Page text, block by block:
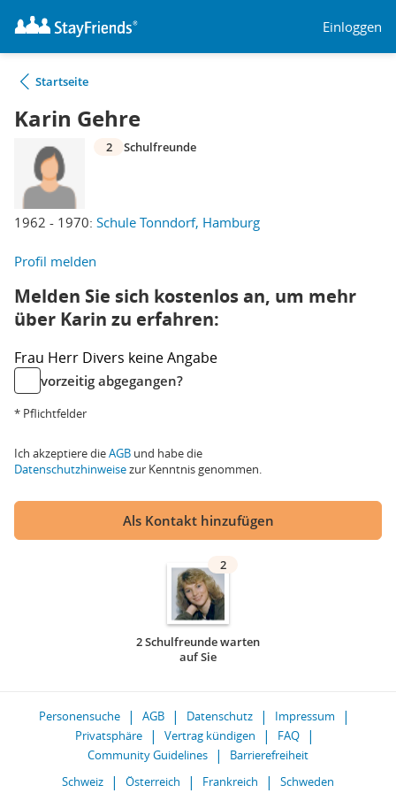
Einloggen
Startseite
Karin Gehre
1962 - 1970: Schule Tonndorf, Hamburg
2 Schulfreunde
Profil melden
Melden Sie sich kostenlos an, um mehr
über Karin zu erfahren:
Frau Herr Divers keine Angabe
vorzeitig abgegangen?
* Pflichtfelder
Ich akzeptiere dieAGB und habe die
Datenschutzhinweisezur Kenntnis genommen.
Als Kontakt hinzufügen
2
2 Schulfreunde warten
auf Sie
Personensuche AGB Datenschutz
Impressum
Privatsphäre
Vertrag kündigen
FAQ
Community Guidelines
Barrierefreiheit
Schweiz
Österreich Frankreich Schweden